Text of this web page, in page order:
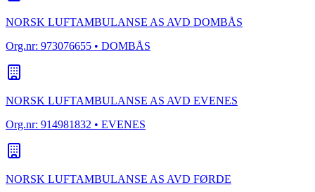
NORSK LUFTAMBULANSE AS AVD DOMBÅS
Org.nr: 973076655 • DOMBÅS
NORSK LUFTAMBULANSE AS AVD EVENES
Org.nr: 914981832 • EVENES
NORSK LUFTAMBULANSE AS AVD FØRDE